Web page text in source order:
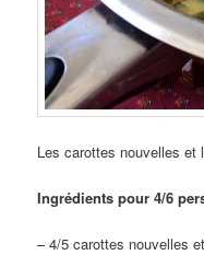
Les carottes nouvelles et
Ingrédients pour 4/6
– 4/5 carottes nouvelles